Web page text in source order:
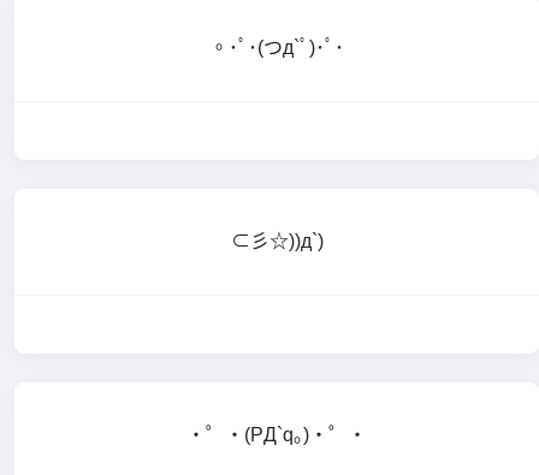
。･ﾟ･(つд`ﾟ)･ﾟ･
⊂彡☆))д`)
・゜・(PД`q｡)・゜・